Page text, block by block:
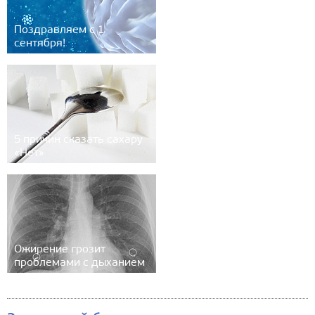
Поздравляем с 1
сентября!
5 причин сказать сахару
«Нет»
Ожирение грозит
проблемами с дыханием